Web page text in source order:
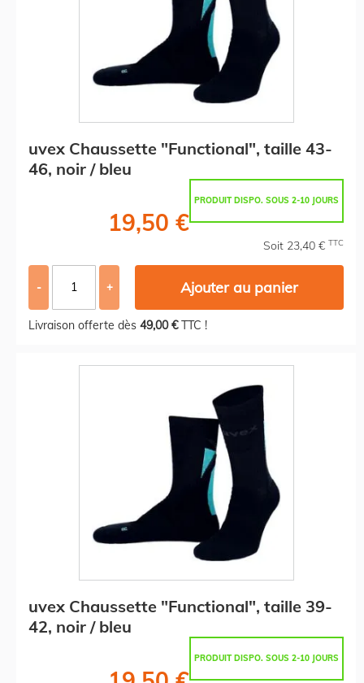
uvex Chaussette "Functional", taille 43-
46, noir / bleu
PRODUIT DISPO. SOUS 2-10 JOURS
19,50 €
Soit 23,40 € TTC
- + Ajouter au panier
Livraison offerte dès 49,00 €TTC !
uvex Chaussette "Functional", taille 39-
42, noir / bleu
PRODUIT DISPO. SOUS 2-10 JOURS